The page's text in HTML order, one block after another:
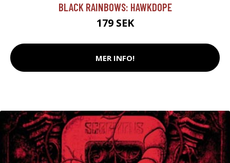
BLACK RAINBOWS: HAWKDOPE
179 SEK
MER INFO!